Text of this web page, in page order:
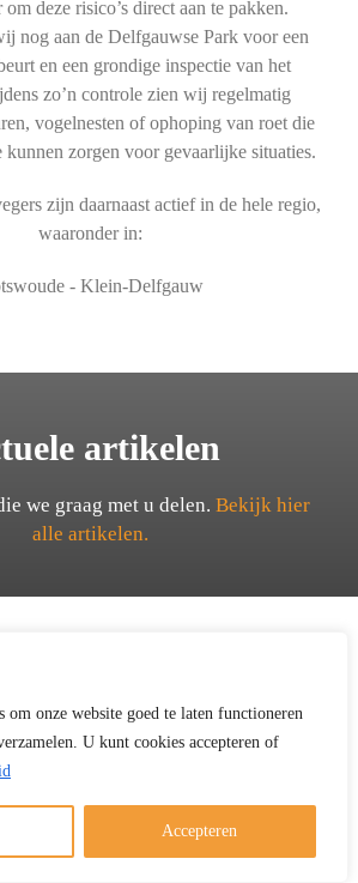
om onze website goed te laten functioneren
U kunt cookies accepteren of
Accepteren
deze risico’s direct aan te pakken.
nog aan de Delfgauwse Park voor een
en een grondige inspectie van het
zo’n controle zien wij regelmatig
vogelnesten of ophoping van roet die
kunnen zorgen voor gevaarlijke situaties.
zijn daarnaast actief in de hele regio,
waaronder in:
- Klein-Delfgauw
artikelen
we graag met u delen. Bekijk hier
alle artikelen.
naar beneden: wat betekent dit voor uw